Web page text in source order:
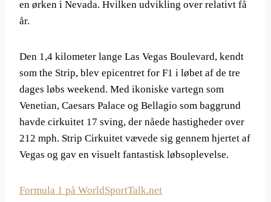
en ørken i Nevada. Hvilken udvikling over relativt få
år.
Den 1,4 kilometer lange Las Vegas Boulevard, kendt
som the Strip, blev epicentret for F1 i løbet af de tre
dages løbs weekend. Med ikoniske vartegn som
Venetian, Caesars Palace og Bellagio som baggrund
havde cirkuitet 17 sving, der nåede hastigheder over
212 mph. Strip Cirkuitet vævede sig gennem hjertet af
Vegas og gav en visuelt fantastisk løbsoplevelse.
Formula 1 på WorldSportTalk.net